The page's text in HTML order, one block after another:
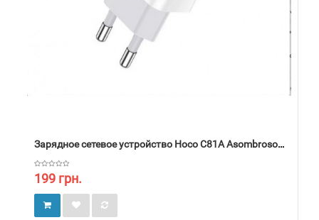
Зарядное сетевое устройство Hoco C81A Asombroso 1USB 2.1A, адаптер цвет белый
199 грн.